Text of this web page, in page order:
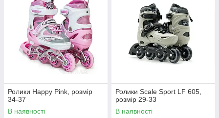
Ролики Happy Pink, розмір
34-37
В наявності
Ролики Scale Sport LF 605,
розмір 29-33
В наявності